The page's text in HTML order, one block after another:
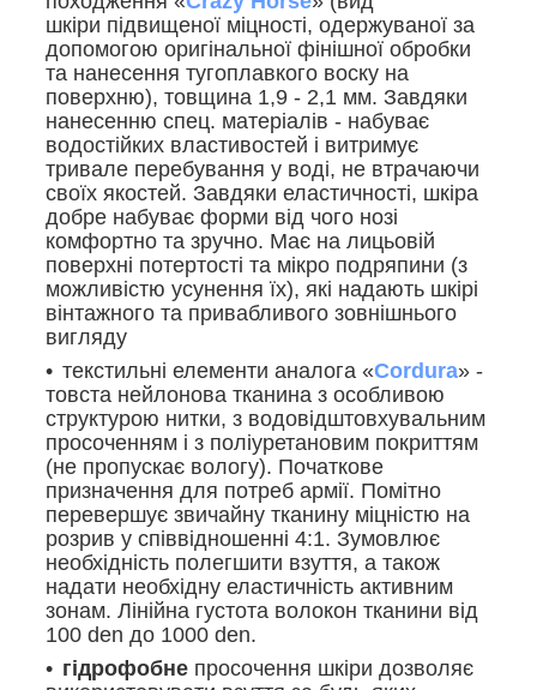
шкіри підвищеної міцності, одержуваної за
допомогою оригінальної фінішної обробки
та нанесення тугоплавкого воску на
поверхню), товщина 1,9 - 2,1 мм. Завдяки
нанесенню спец. матеріалів - набуває
водостійких властивостей і витримує
тривале перебування у воді, не втрачаючи
своїх якостей. Завдяки еластичності, шкіра
добре набуває форми від чого нозі
комфортно та зручно. Має на лицьовій
поверхні потертості та мікро подряпини (з
можливістю усунення їх), які надають шкірі
вінтажного та привабливого зовнішнього
вигляду
текстильні елементи аналога «Cordura» -
товста нейлонова тканина з особливою
структурою нитки, з водовідштовхувальним
просоченням і з поліуретановим покриттям
(не пропускає вологу). Початкове
призначення для потреб армії. Помітно
перевершує звичайну тканину міцністю на
розрив у співвідношенні 4:1. Зумовлює
необхідність полегшити взуття, а також
надати необхідну еластичність активним
зонам. Лінійна густота волокон тканини від
100 den до 1000 den.
гідрофобне просочення шкіри дозволяє